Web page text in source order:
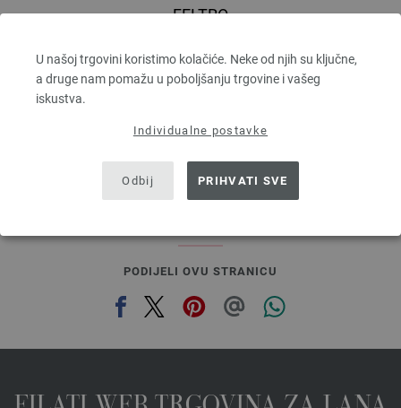
U našoj trgovini koristimo kolačiće. Neke od njih su ključne,
a druge nam pomažu u poboljšanju trgovine i vašeg
iskustva.
Individualne postavke
Odbij PRIHVATI SVE
FELTRO
Dužina: otprilike 50 m / 50 g
Većina igle: 8
bez PDV-a, dodatno troškovi za dostavu, Osnovna cijena:
prev next
PODIJELI OVU STRANICU